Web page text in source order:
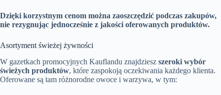
Dzięki korzystnym cenom można zaoszczędzić podczas zakupów,
nie rezygnując jednocześnie z jakości oferowanych produktów.
Asortyment świeżej żywności
W gazetkach promocyjnych Kauflandu znajdziesz szeroki wybór
świeżych produktów, które zaspokoją oczekiwania każdego klienta.
Oferowane są tam różnorodne owoce i warzywa, w tym: